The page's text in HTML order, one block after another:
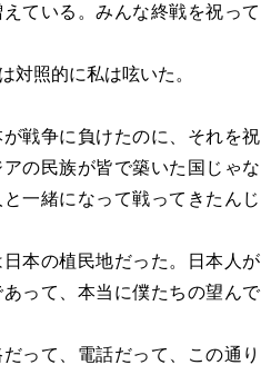
ている。みんな終戦を祝って
対照的に私は呟いた。
が戦争に負けたのに、それを祝
民族が皆で築いた国じゃな
一緒になって戦ってきたんじ
日本の植民地だった。日本人が
って、本当に僕たちの望んで
って、電話だって、この通り